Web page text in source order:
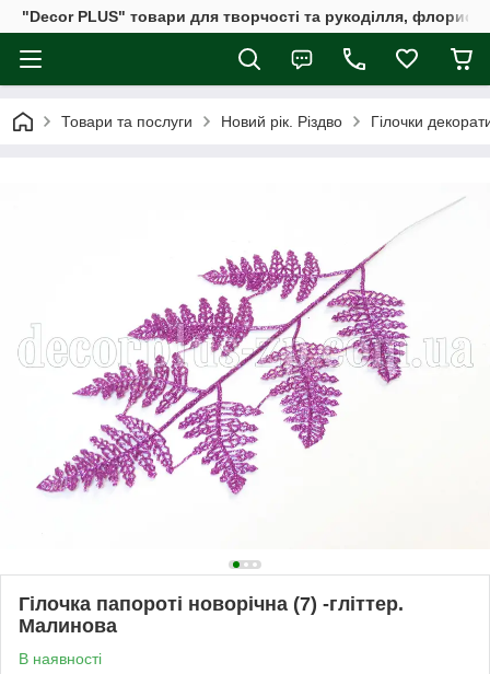
"Decor PLUS" товари для творчості та рукоділля,
Товари та послуги Новий рік. Різдво Гілочки
Гілочка папороті новорічна (7) -гліттер.
Малинова
В наявності